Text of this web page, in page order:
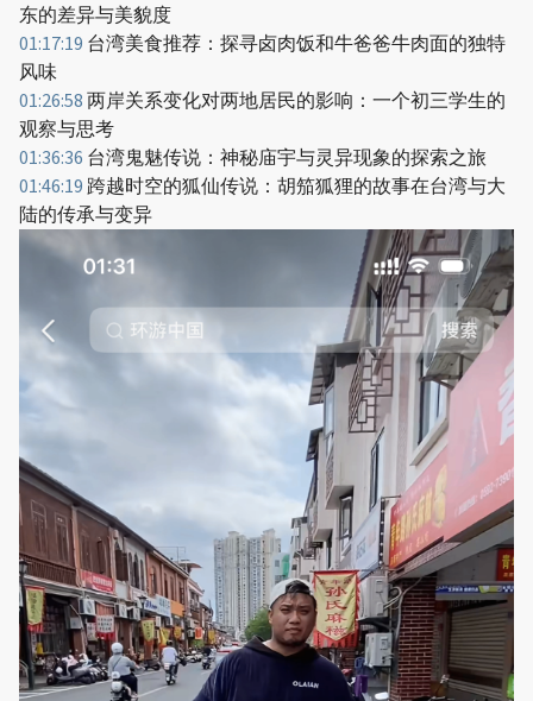
东的差异与美貌度
01:17:19 台湾美食推荐：探寻卤肉饭和牛爸爸牛肉面的独特
风味
01:26:58两岸关系变化对两地居民的影响：一个初三学生的
观察与思考
01:36:36 台湾鬼魅传说：神秘庙宇与灵异现象的探索之旅
01:46:19跨越时空的狐仙传说：胡笳狐狸的故事在台湾与大
陆的传承与变异